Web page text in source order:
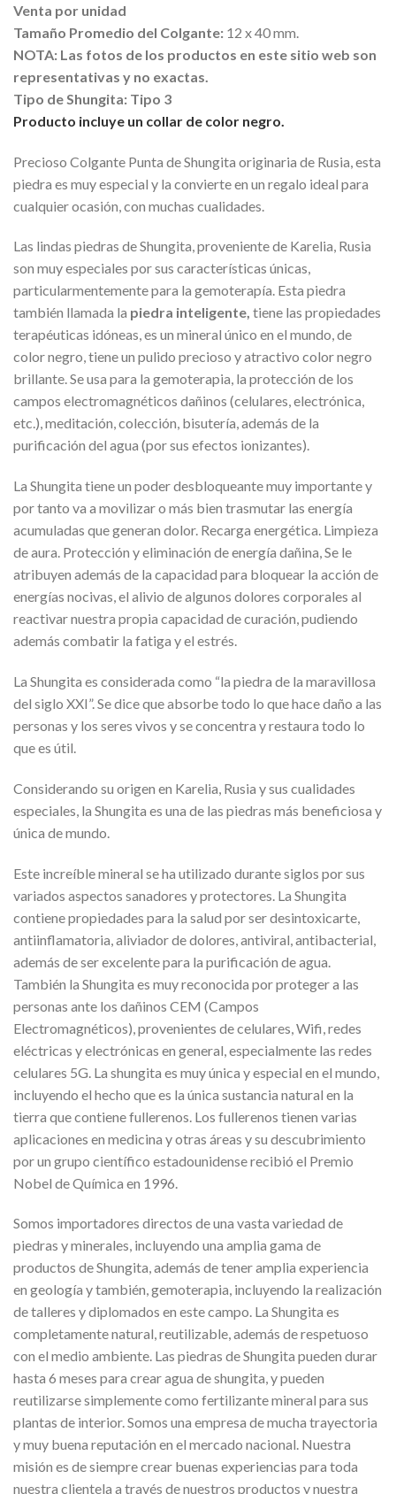
Venta por unidad
Tamaño Promedio del Colgante: 12 x 40 mm.
NOTA: Las fotos de los productos en este sitio web son
representativas y no exactas.
Tipo de Shungita: Tipo 3
Producto incluye un collar de color negro.
Precioso Colgante Punta de Shungita originaria de Rusia, esta
piedra es muy especial y la convierte en un regalo ideal para
cualquier ocasión, con muchas cualidades.
Las lindas piedras de Shungita, proveniente de Karelia, Rusia
son muy especiales por sus características únicas,
particularmentemente para la gemoterapía. Esta piedra
también llamada la piedra inteligente, tiene las propiedades
terapéuticas idóneas, es un mineral único en el mundo, de
color negro, tiene un pulido precioso y atractivo color negro
brillante. Se usa para la gemoterapia, la protección de los
campos electromagnéticos dañinos (celulares, electrónica,
etc.), meditación, colección, bisutería, además de la
purificación del agua (por sus efectos ionizantes).
La Shungita tiene un poder desbloqueante muy importante y
por tanto va a movilizar o más bien trasmutar las energía
acumuladas que generan dolor. Recarga energética. Limpieza
de aura. Protección y eliminación de energía dañina, Se le
atribuyen además de la capacidad para bloquear la acción de
energías nocivas, el alivio de algunos dolores corporales al
reactivar nuestra propia capacidad de curación, pudiendo
además combatir la fatiga y el estrés.
La Shungita es considerada como “la piedra de la maravillosa
del siglo XXI”. Se dice que absorbe todo lo que hace daño a las
personas y los seres vivos y se concentra y restaura todo lo
que es útil.
Considerando su origen en Karelia, Rusia y sus cualidades
especiales, la Shungita es una de las piedras más beneficiosa y
única de mundo.
Este increíble mineral se ha utilizado durante siglos por sus
variados aspectos sanadores y protectores. La Shungita
contiene propiedades para la salud por ser desintoxicarte,
antiinflamatoria, aliviador de dolores, antiviral, antibacterial,
además de ser excelente para la purificación de agua.
También la Shungita es muy reconocida por proteger a las
personas ante los dañinos CEM (Campos
Electromagnéticos), provenientes de celulares, Wifi, redes
eléctricas y electrónicas en general, especialmente las redes
celulares 5G. La shungita es muy única y especial en el mundo,
incluyendo el hecho que es la única sustancia natural en la
tierra que contiene fullerenos. Los fullerenos tienen varias
aplicaciones en medicina y otras áreas y su descubrimiento
por un grupo científico estadounidense recibió el Premio
Nobel de Química en 1996.
Somos importadores directos de una vasta variedad de
piedras y minerales, incluyendo una amplia gama de
productos de Shungita, además de tener amplia experiencia
en geología y también, gemoterapia, incluyendo la realización
de talleres y diplomados en este campo. La Shungita es
completamente natural, reutilizable, además de respetuoso
con el medio ambiente. Las piedras de Shungita pueden durar
hasta 6 meses para crear agua de shungita, y pueden
reutilizarse simplemente como fertilizante mineral para sus
plantas de interior. Somos una empresa de mucha trayectoria
y muy buena reputación en el mercado nacional. Nuestra
misión es de siempre crear buenas experiencias para toda
nuestra clientela a través de nuestros productos y nuestra